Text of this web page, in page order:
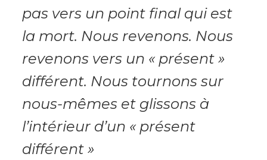
pas vers un point final qui est
la mort. Nous revenons. Nous
revenons vers un « présent »
différent. Nous tournons sur
nous-mêmes et glissons à
l’intérieur d’un « présent
différent »